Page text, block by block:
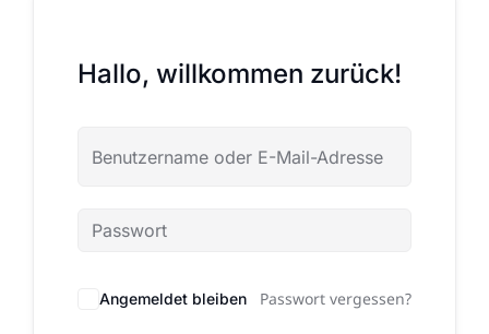
Hallo, willkommen zurück!
Angemeldet bleiben Passwort vergessen?